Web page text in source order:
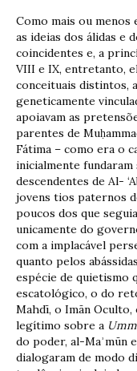
Como mais ou menos
as ideias dos álidas e
coincidentes e, a
VIII e IX, entretanto,
conceituais distintos,
geneticamente
apoiavam as
parentes de
Fátima – como era o
inicialmente
descendentes de Al-
jovens tios paternos
poucos dos que
unicamente do
com a implacável
quanto pelos
espécie de quietismo
escatológico, o do
Mahdī, o Imān
legítimo sobre a
do poder, al-Maʾmūn
dialogaram de modo